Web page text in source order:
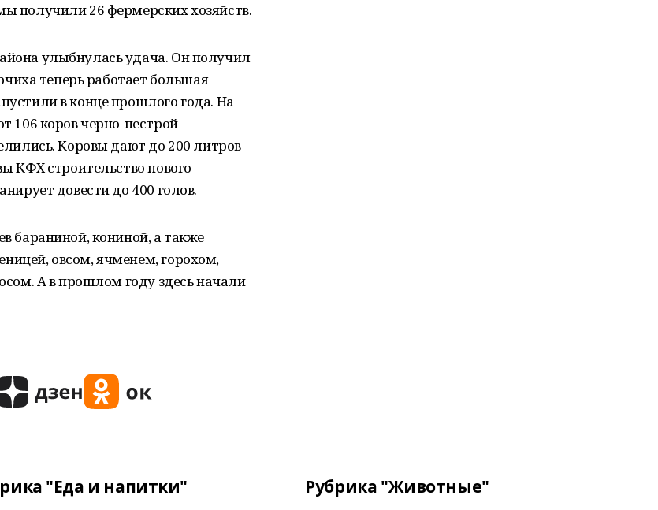
получили 26 фермерских хозяйств.
улыбнулась удача. Он получил
теперь работает большая
в конце прошлого года. На
106 коров черно-пестрой
Коровы дают до 200 литров
КФХ строительство нового
довести до 400 голов.
бараниной, кониной, а также
овсом, ячменем, горохом,
А в прошлом году здесь начали
"Еда и напитки" Рубрика "Животные"